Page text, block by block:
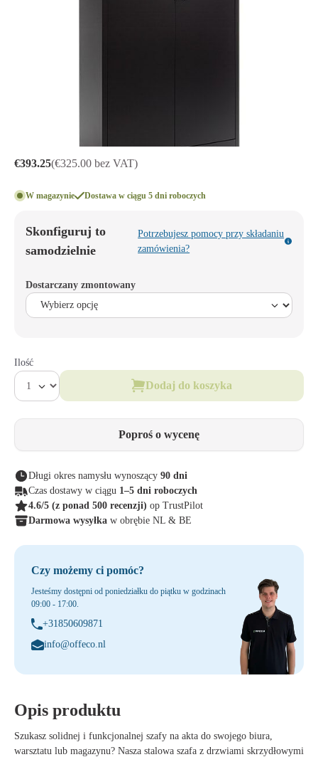
€393.25(€325.00 bez VAT)
W magazynie Dostawa w ciągu 5 dni roboczych
Skonfiguruj to
samodzielnie
Potrzebujesz pomocy przy składaniu
zamówienia?
Dostarczany zmontowany
Ilość
Dodaj do koszyka
Poproś o wycenę
Długi okres namysłu wynoszący 90 dni
Czas dostawy w ciągu 1–5 dni roboczych
4.6/5 (z ponad 500 recenzji) op TrustPilot
Darmowa wysyłka w obrębie NL & BE
Czy możemy ci pomóc?
Jesteśmy dostępni od poniedziałku do piątku w godzinach
09:00 - 17:00.
+31850609871
info@offeco.nl
Opis produktu
Szukasz solidnej i funkcjonalnej szafy na akta do swojego biura,
warsztatu lub magazynu? Nasza stalowa szafa z drzwiami skrzydłowymi